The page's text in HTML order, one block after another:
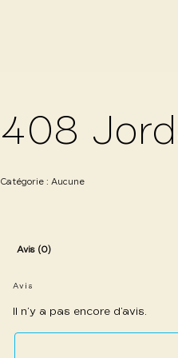
408
Catégorie : Aucune
Avis (0)
Avis
Il n’y a pas encore d’avis.